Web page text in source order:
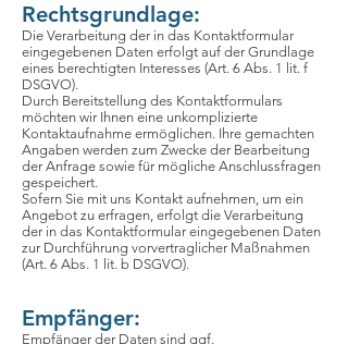
Rechtsgrundlage:
Die Verarbeitung der in das Kontaktformular
eingegebenen Daten erfolgt auf der Grundlage
eines berechtigten Interesses (Art. 6 Abs. 1 lit. f
DSGVO).
Durch Bereitstellung des Kontaktformulars
möchten wir Ihnen eine unkomplizierte
Kontaktaufnahme ermöglichen. Ihre gemachten
Angaben werden zum Zwecke der Bearbeitung
der Anfrage sowie für mögliche Anschlussfragen
gespeichert.
Sofern Sie mit uns Kontakt aufnehmen, um ein
Angebot zu erfragen, erfolgt die Verarbeitung
der in das Kontaktformular eingegebenen Daten
zur Durchführung vorvertraglicher Maßnahmen
(Art. 6 Abs. 1 lit. b DSGVO).
Empfänger:
Empfänger der Daten sind ggf.